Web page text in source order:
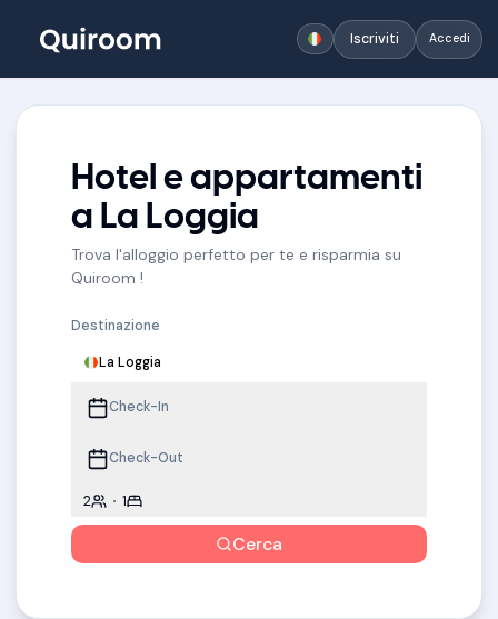
Iscriviti Accedi
Hotel e appartamenti
a La Loggia
Trova l'alloggio perfetto per te e risparmia su
Quiroom !
Destinazione
La Loggia
2 1
Cerca